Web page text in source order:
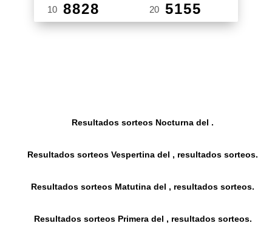
10 8828 20 5155
Resultados sorteos Nocturna del .
Resultados sorteos Vespertina del , resultados sorteos.
Resultados sorteos Matutina del , resultados sorteos.
Resultados sorteos Primera del , resultados sorteos.